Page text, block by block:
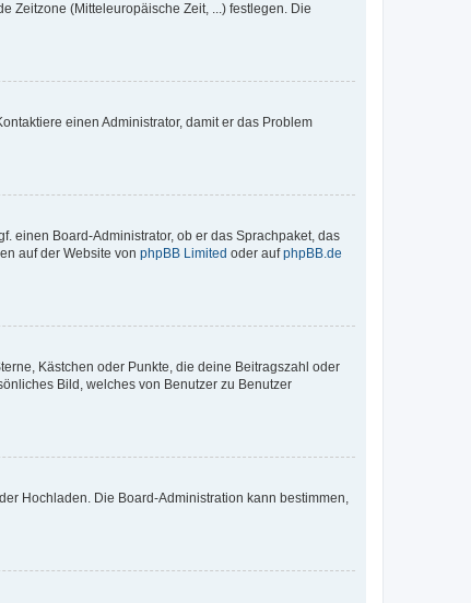
Zeitzone (Mitteleuropäische Zeit, ...) festlegen. Die
einen Administrator, damit er das Problem
einen Board-Administrator, ob er das Sprachpaket, das
auf der Website von phpBB Limited oder aufphpBB.de
Kästchen oder Punkte, die deine Beitragszahl oder
Bild, welches von Benutzer zu Benutzer
Hochladen. Die Board-Administration kann bestimmen,